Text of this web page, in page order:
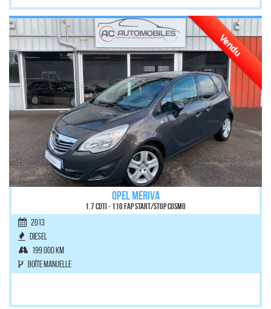
OPEL MERIVA
1.7 CDTI - 110 FAP Start/Stop Cosmo
2013
Diesel
199 000 km
Boîte manuelle
Vendu